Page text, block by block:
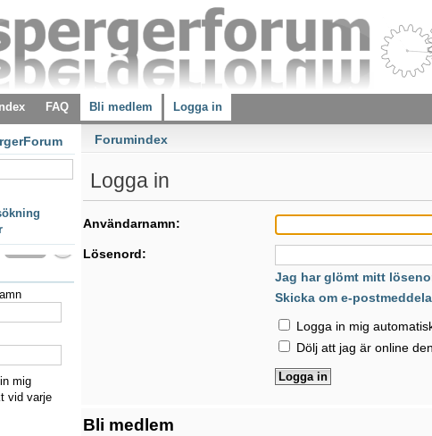
FAQ Bli medlem Logga in
Forumindex
Logga in
Användarnamn:
Lösenord:
Jag har glömt mitt
Skicka om e-
Logga in mig
Dölj att jag är online
Bli medlem
in mig
vid varje